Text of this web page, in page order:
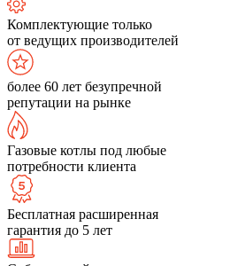
Комплектующие только
от ведущих производителей
более 60 лет безупречной
репутации на рынке
Газовые котлы под любые
потребности клиента
Бесплатная расширенная
гарантия до 5 лет